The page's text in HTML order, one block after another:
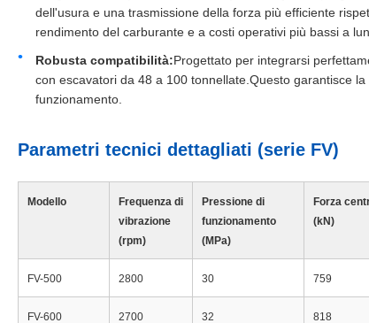
dell'usura e una trasmissione della forza più efficiente
rendimento del carburante e a costi operativi più bassi a
Robusta compatibilità:Progettato per integrarsi
con escavatori da 48 a 100 tonnellate.Questo garantisce
funzionamento.
Parametri tecnici dettagliati (serie FV)
Modello
Frequenza di
vibrazione
(rpm)
Pressione di
funzionamento
(MPa)
Forza
(kN)
FV-500 2800 30 759
FV-600 2700 32 818